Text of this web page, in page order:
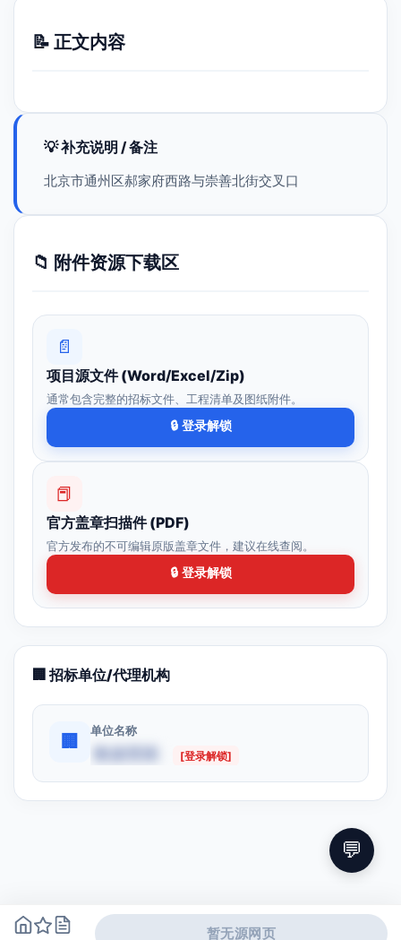
📝 正文内容
💡 补充说明 / 备注
北京市通州区郝家府西路与崇善北街交叉口
📁 附件资源下载区
📄
项目源文件 (Word/Excel/Zip)
通常包含完整的招标文件、工程清单及图纸附件。
🔒 登录解锁
📕
官方盖章扫描件 (PDF)
官方发布的不可编辑原版盖章文件，建议在线查阅。
🔒 登录解锁
🏢 招标单位/代理机构
🏢
单位名称
[登录解锁]
暂无源网页
💬